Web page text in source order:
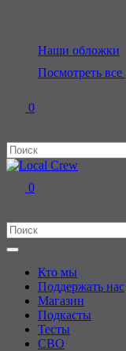
Наши обложки
Посмотреть все
0
0
Кто мы
Поддержать нас
Магазин
Подкасты
Тесты
СВО